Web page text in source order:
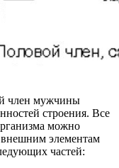
член мужчины
строения. Все
можно
элементам
частей: